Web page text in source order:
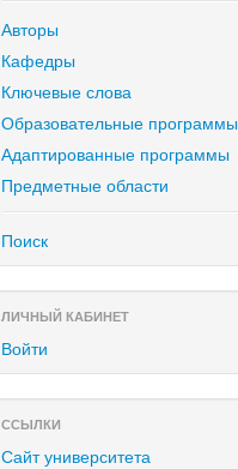
Авторы
Кафедры
Ключевые слова
Образовательные программы
Адаптированные программы
Предметные области
Поиск
ЛИЧНЫЙ КАБИНЕТ
Войти
ССЫЛКИ
Сайт университета